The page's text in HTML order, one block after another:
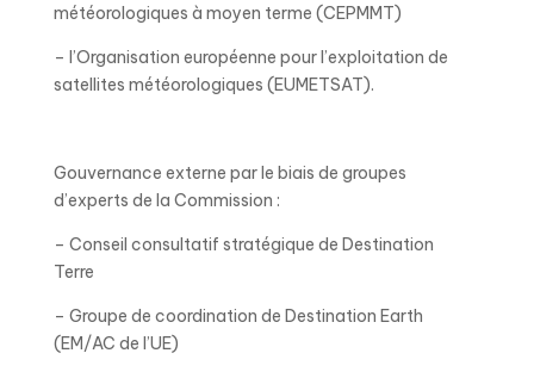
météorologiques à moyen terme (CEPMMT)
– l’Organisation européenne pour l’exploitation de
satellites météorologiques (EUMETSAT).
Gouvernance externe par le biais de groupes
d’experts de la Commission :
– Conseil consultatif stratégique de Destination
Terre
– Groupe de coordination de Destination Earth
(EM/AC de l’UE)